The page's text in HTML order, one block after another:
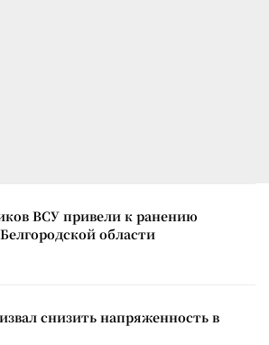
ВСУ привели к ранению
области
снизить напряженность в